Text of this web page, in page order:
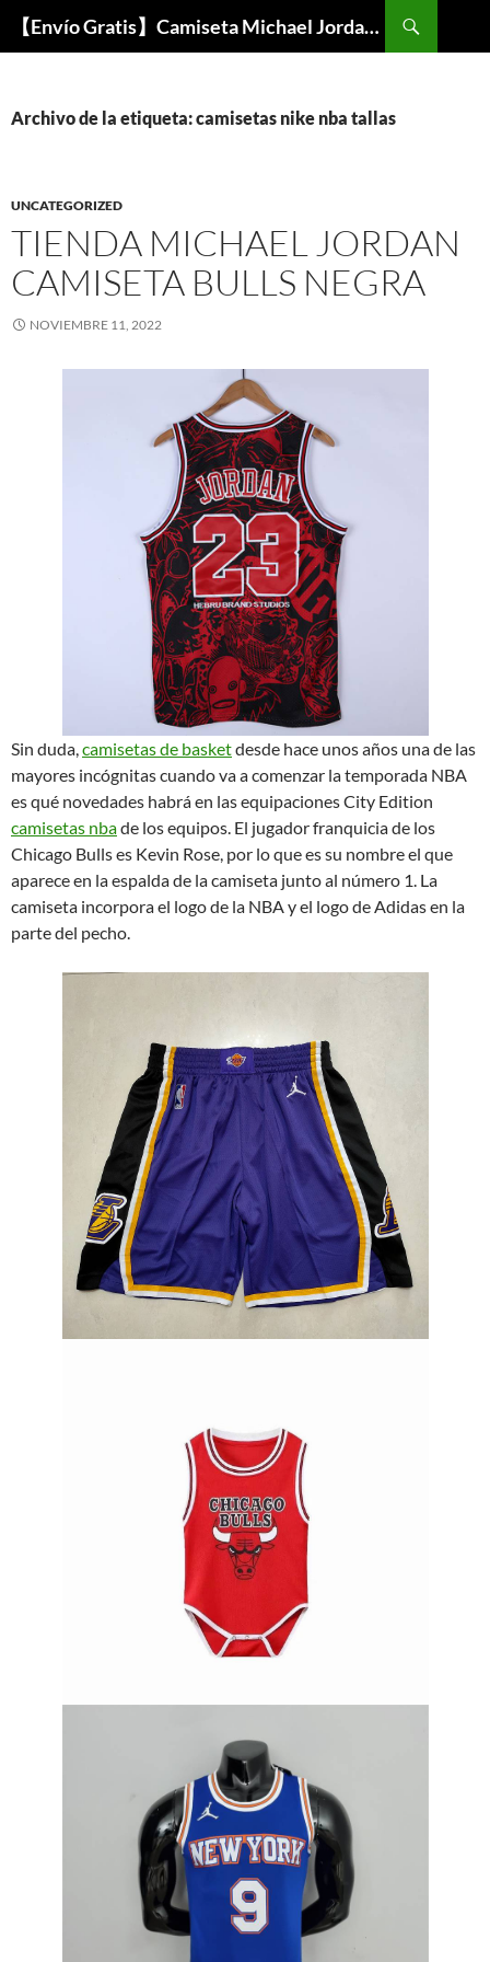
【Envío Gratis】Camiseta Michael Jordan NBA Barata
Buscar
Archivo de la etiqueta: camisetas nike nba tallas
UNCATEGORIZED
TIENDA MICHAEL JORDAN
CAMISETA BULLS NEGRA
NOVIEMBRE 11, 2022
Sin duda,camisetas de basketdesde hace unos años una de las
mayores incógnitas cuando va a comenzar la temporada NBA
es qué novedades habrá en las equipaciones City Edition
camisetas nbade los equipos. El jugador franquicia de los
Chicago Bulls es Kevin Rose, por lo que es su nombre el que
aparece en la espalda de la camiseta junto al número 1. La
camiseta incorpora el logo de la NBA y el logo de Adidas en la
parte del pecho.